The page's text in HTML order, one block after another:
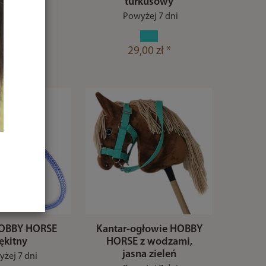
Powyżej 7 dni
29,00 zł *
HORSE
7 dni
Kantar-ogłowie HOBBY
HORSE z wodzami,
jasna zieleń